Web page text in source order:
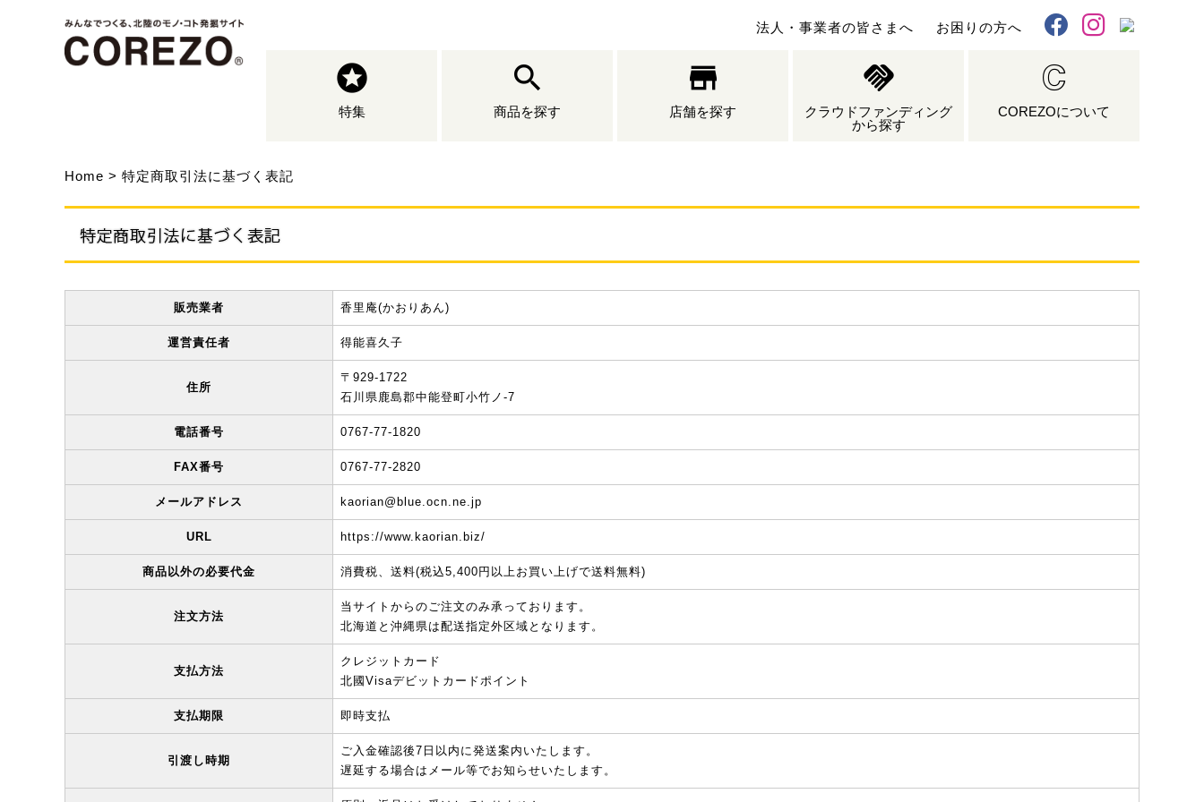
法人・事業者の皆さまへ お困りの方へ
FacebookInstagram
特集 商品を探す 店舗を探す
クラウドファンディング
から探す
COREZOについて
Home 特定商取引法に基づく表記
販売業者 香里庵(かおりあん)
運営責任者 得能喜久子
住所
〒929-1722
石川県鹿島郡中能登町小竹ノ-7
電話番号 0767-77-1820
FAX番号 0767-77-2820
メールアドレス kaorian@blue.ocn.ne.jp
URL https://www.kaorian.biz/
商品以外の必要代金 消費税、送料(税込5,400円以上お買い上げで送料無料)
注文方法
当サイトからのご注文のみ承っております。
北海道と沖縄県は配送指定外区域となります。
支払方法
クレジットカード
北國Visaデビットカードポイント
支払期限 即時支払
引渡し時期
ご入金確認後7日以内に発送案内いたします。
遅延する場合はメール等でお知らせいたします。